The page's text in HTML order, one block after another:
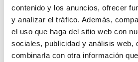
contenido y los anuncios, ofrecer
y analizar el tráfico. Además,
el uso que haga del sitio web con
sociales, publicidad y análisis web,
combinarla con otra información
CARACTERÍSTICAS DEL